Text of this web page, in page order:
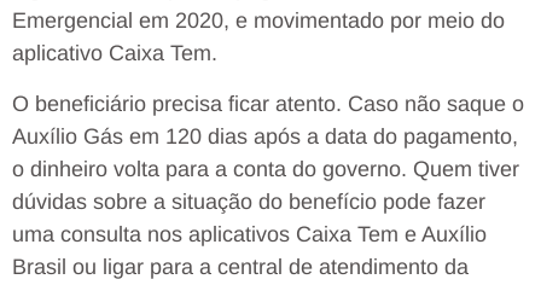
Emergencial em 2020, e movimentado por meio do
aplicativo Caixa Tem.
O beneficiário precisa ficar atento. Caso não saque o
Auxílio Gás em 120 dias após a data do pagamento,
o dinheiro volta para a conta do governo. Quem tiver
dúvidas sobre a situação do benefício pode fazer
uma consulta nos aplicativos Caixa Tem e Auxílio
Brasil ou ligar para a central de atendimento da